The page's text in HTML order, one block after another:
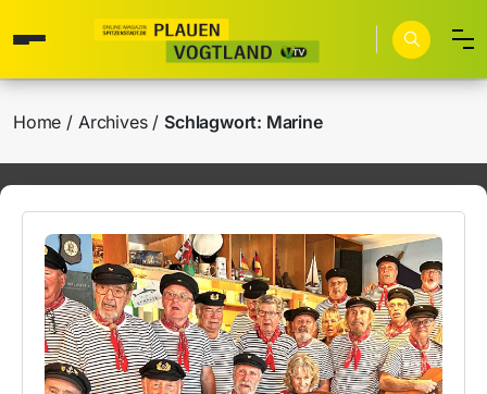
Home Archives Schlagwort: Marine